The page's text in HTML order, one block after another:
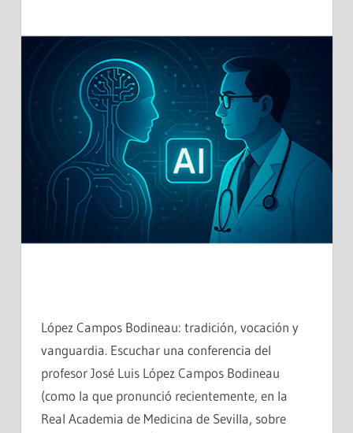
López Campos Bodineau: tradición, vocación y
vanguardia. Escuchar una conferencia del
profesor José Luis López Campos Bodineau
(como la que pronunció recientemente, en la
Real Academia de Medicina de Sevilla, sobre